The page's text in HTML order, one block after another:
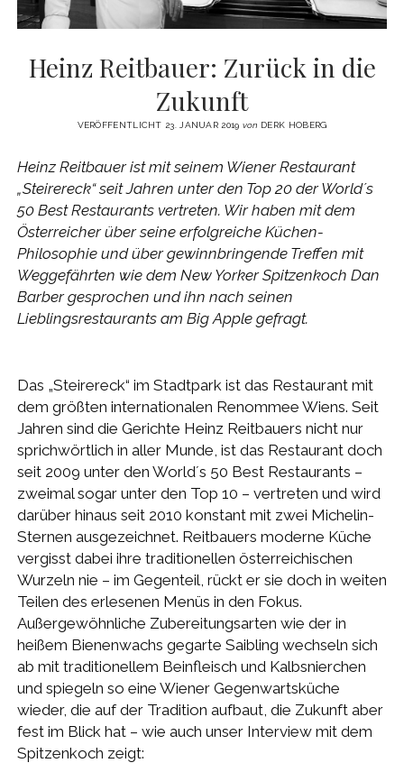
Heinz Reitbauer: Zurück in die
Zukunft
VERÖFFENTLICHT 23. JANUAR 2019 von DERK HOBERG
Heinz Reitbauer ist mit seinem Wiener Restaurant
„Steirereck“ seit Jahren unter den Top 20 der World´s
50 Best Restaurants vertreten. Wir haben mit dem
Österreicher über seine erfolgreiche Küchen-
Philosophie und über gewinnbringende Treffen mit
Weggefährten wie dem New Yorker Spitzenkoch Dan
Barber gesprochen und ihn nach seinen
Lieblingsrestaurants am Big Apple gefragt.
Das „Steirereck“ im Stadtpark ist das Restaurant mit
dem größten internationalen Renommee Wiens. Seit
Jahren sind die Gerichte Heinz Reitbauers nicht nur
sprichwörtlich in aller Munde, ist das Restaurant doch
seit 2009 unter den World´s 50 Best Restaurants –
zweimal sogar unter den Top 10 – vertreten und wird
darüber hinaus seit 2010 konstant mit zwei Michelin-
Sternen ausgezeichnet. Reitbauers moderne Küche
vergisst dabei ihre traditionellen österreichischen
Wurzeln nie – im Gegenteil, rückt er sie doch in weiten
Teilen des erlesenen Menüs in den Fokus.
Außergewöhnliche Zubereitungsarten wie der in
heißem Bienenwachs gegarte Saibling wechseln sich
ab mit traditionellem Beinfleisch und Kalbsnierchen
und spiegeln so eine Wiener Gegenwartsküche
wieder, die auf der Tradition aufbaut, die Zukunft aber
fest im Blick hat – wie auch unser Interview mit dem
Spitzenkoch zeigt: